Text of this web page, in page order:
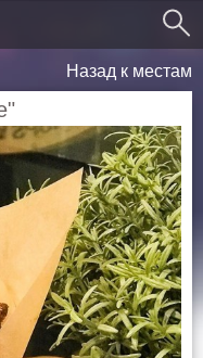
Назад к местам